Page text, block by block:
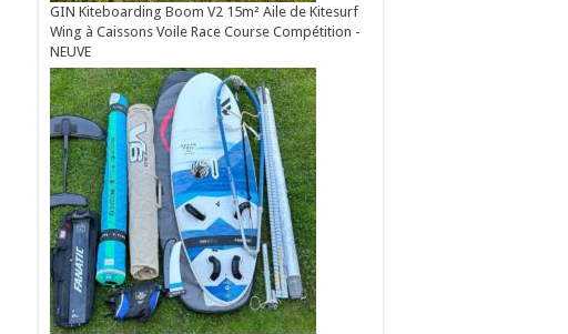
GIN Kiteboarding Boom V2 15m² Aile de Kitesurf
Wing à Caissons Voile Race Course Compétition -
NEUVE